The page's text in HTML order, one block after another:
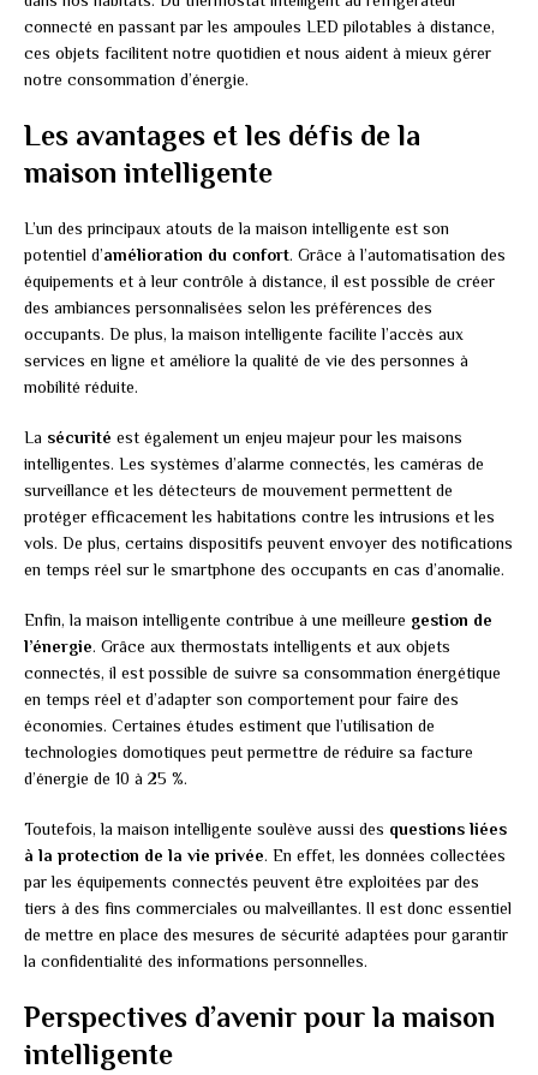
connecté en passant par les ampoules LED pilotables à distance,
ces objets facilitent notre quotidien et nous aident à mieux gérer
notre consommation d’énergie.
Les avantages et les défis de la
maison intelligente
L’un des principaux atouts de la maison intelligente est son
potentiel d’amélioration du confort. Grâce à l’automatisation des
équipements et à leur contrôle à distance, il est possible de créer
des ambiances personnalisées selon les préférences des
occupants. De plus, la maison intelligente facilite l’accès aux
services en ligne et améliore la qualité de vie des personnes à
mobilité réduite.
La sécurité est également un enjeu majeur pour les maisons
intelligentes. Les systèmes d’alarme connectés, les caméras de
surveillance et les détecteurs de mouvement permettent de
protéger efficacement les habitations contre les intrusions et les
vols. De plus, certains dispositifs peuvent envoyer des notifications
en temps réel sur le smartphone des occupants en cas d’anomalie.
Enfin, la maison intelligente contribue à une meilleure gestion de
l’énergie. Grâce aux thermostats intelligents et aux objets
connectés, il est possible de suivre sa consommation énergétique
en temps réel et d’adapter son comportement pour faire des
économies. Certaines études estiment que l’utilisation de
technologies domotiques peut permettre de réduire sa facture
d’énergie de 10 à 25 %.
Toutefois, la maison intelligente soulève aussi des questions liées
à la protection de la vie privée. En effet, les données collectées
par les équipements connectés peuvent être exploitées par des
tiers à des fins commerciales ou malveillantes. Il est donc essentiel
de mettre en place des mesures de sécurité adaptées pour garantir
la confidentialité des informations personnelles.
Perspectives d’avenir pour la maison
intelligente